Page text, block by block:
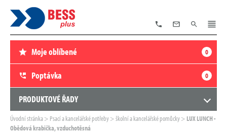
TELEFON
E-
MAIL
VYHLEDÁVÁNÍ
MENU
Moje oblíbené 0
Poptávka 0
PRODUKTOVÉ ŘADY
Zde
se
Úvodní stránka Psací a kancelářské potřeby školní a kancelářské pomůcky
LUX LUNCH -
Obědová krabička, vzduchotěsná